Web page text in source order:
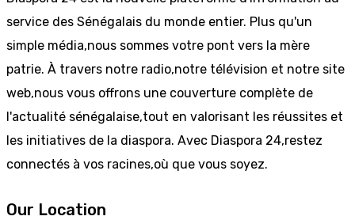
service des Sénégalais du monde entier. Plus qu'un
simple média,nous sommes votre pont vers la mère
patrie. À travers notre radio,notre télévision et notre site
web,nous vous offrons une couverture complète de
l'actualité sénégalaise,tout en valorisant les réussites et
les initiatives de la diaspora. Avec Diaspora 24,restez
connectés à vos racines,où que vous soyez.
Our Location